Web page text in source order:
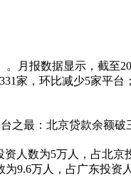
报数据显示，截至
家，环比减少5家平
数为5万人，占北京
9.6万人，占广东投资人